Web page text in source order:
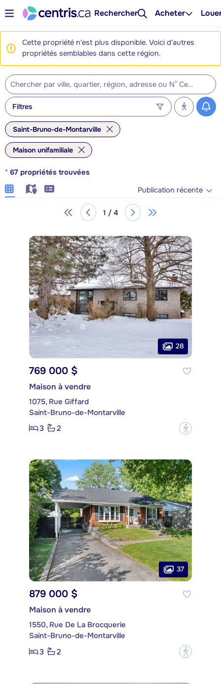
Rechercher Acheter
Cette propriété n'est plus disponible. Voici d'autres
propriétés semblables dans cette région.
Filtres
Saint-Bruno-de-Montarville
Maison unifamiliale
* 67 propriétés trouvées
Publication récente
1 / 4
28
769 000 $
Maison à vendre
1075, Rue Giffard
Saint-Bruno-de-Montarville
3
2 ?
37
879 000 $
Maison à vendre
1550, Rue De La Brocquerie
Saint-Bruno-de-Montarville
3
2 ?